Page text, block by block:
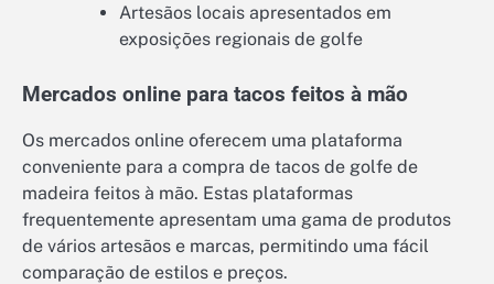
Artesãos locais apresentados em
exposições regionais de golfe
Mercados online para tacos feitos à mão
Os mercados online oferecem uma plataforma
conveniente para a compra de tacos de golfe de
madeira feitos à mão. Estas plataformas
frequentemente apresentam uma gama de produtos
de vários artesãos e marcas, permitindo uma fácil
comparação de estilos e preços.